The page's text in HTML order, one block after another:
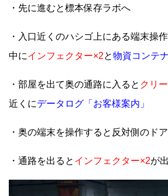
・先に進むと標本保存ラボへ
・入口近くのハシゴ上にある端末操
中にインフェクター×2と物資コンテナ
・部屋を出て奥の通路に入ると クリ
近くにデータログ「お客様案内」
・奥の端末を操作すると反対側のドア
・通路を出ると インフェクター×2が